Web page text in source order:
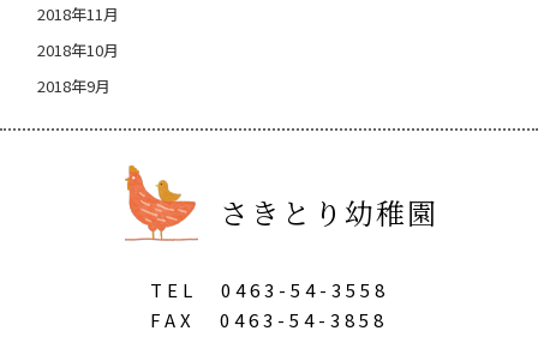
2018年11月
2018年10月
2018年9月
さきとり幼稚園
TEL
0463-54-3558
FAX
0463-54-3858